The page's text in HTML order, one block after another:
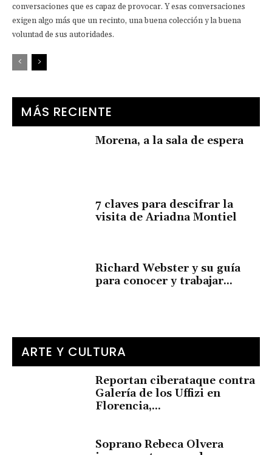
conversaciones que es capaz de provocar. Y esas conversaciones
exigen algo más que un recinto, una buena colección y la buena
voluntad de sus autoridades.
MÁS RECIENTE
Morena, a la sala de espera
7 claves para descifrar la
visita de Ariadna Montiel
Richard Webster y su guía
para conocer y trabajar...
ARTE Y CULTURA
Reportan ciberataque contra
Galería de los Uffizi en
Florencia,...
Soprano Rebeca Olvera